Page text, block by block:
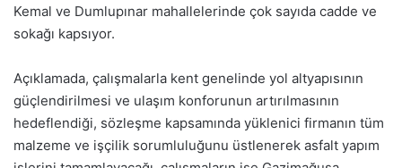
Kemal ve Dumlupınar mahallelerinde çok sayıda cadde ve
sokağı kapsıyor.
Açıklamada, çalışmalarla kent genelinde yol altyapısının
güçlendirilmesi ve ulaşım konforunun artırılmasının
hedeflendiği, sözleşme kapsamında yüklenici firmanın tüm
malzeme ve işçilik sorumluluğunu üstlenerek asfalt yapım